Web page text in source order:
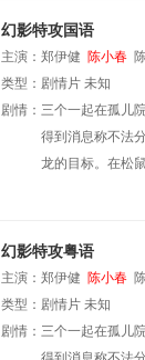
幻影特攻国语
主演： 郑伊健 陈小春
类型： 剧情片 未知
剧情： 三个一起在孤儿
得到消息称不法
龙的目标。在松
幻影特攻粤语
主演： 郑伊健 陈小春
类型： 剧情片 未知
剧情： 三个一起在孤儿